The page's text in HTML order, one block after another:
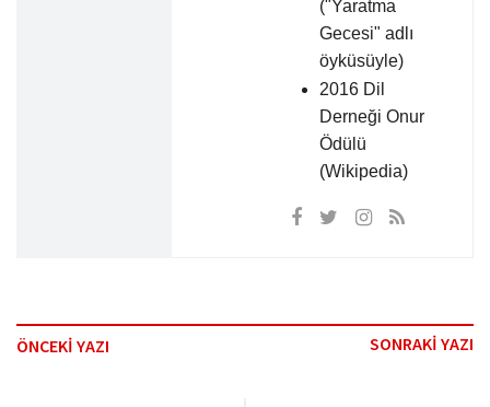
("Yaratma
Gecesi" adlı
öyküsüyle)
2016 Dil
Derneği Onur
Ödülü
(Wikipedia)
ÖNCEKİ YAZI SONRAKİ YAZI